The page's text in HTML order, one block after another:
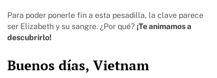
Para poder ponerle fin a esta pesadilla, la clave parece
ser Elizabeth y su sangre. ¿Por qué? ¡Te animamos a
descubrirlo!
Buenos días, Vietnam